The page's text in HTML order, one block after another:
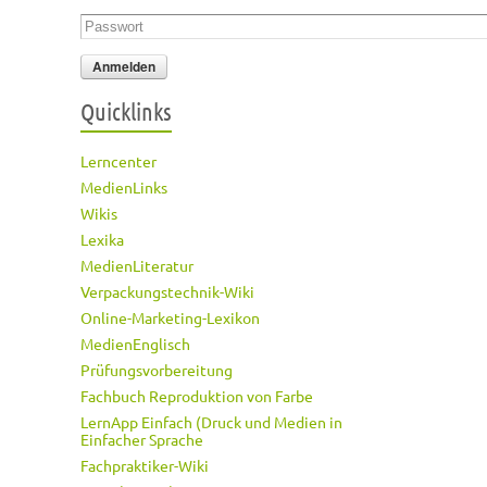
Passwort
Quicklinks
Lerncenter
MedienLinks
Wikis
Lexika
MedienLiteratur
Verpackungstechnik-Wiki
Online-Marketing-Lexikon
MedienEnglisch
Prüfungsvorbereitung
Fachbuch Reproduktion von Farbe
LernApp Einfach (Druck und Medien in
Einfacher Sprache
Fachpraktiker-Wiki